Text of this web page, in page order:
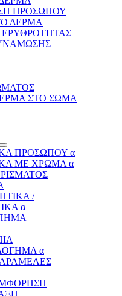
ΠΡΟΣΩΠΟΥ
ΔΕΡΜΑ
ΕΡΥΘΡΟΤΗΤΑΣ
ΣΤΟ ΣΩΜΑ
ΠΡΟΣΩΠΟΥ α
ΜΕ ΧΡΩΜΑ α
/
α
α